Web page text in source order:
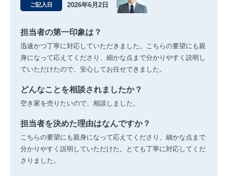
ご記入日 2026年6月2日
担当者の第一印象は？
迅速かつ丁寧に対応していただきました。こちらの要望にも親
身になって応えてくださり、細かな点まで分かりやすく説明し
ていただけたので、安心してお任せできました。
どんなことを相談されましたか？
空き家を売りたいので、相談しました。
担当者を決めた理由はなんですか？
こちらの要望にも親身になって応えてくださり、細かな点まで
分かりやすく説明していただけた。とても丁寧に対応してくだ
さりました。